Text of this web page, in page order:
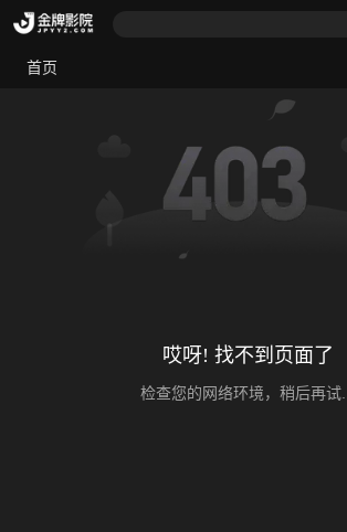
首页
哎呀! 找不到页面了
检查您的网络环境，稍后再试...